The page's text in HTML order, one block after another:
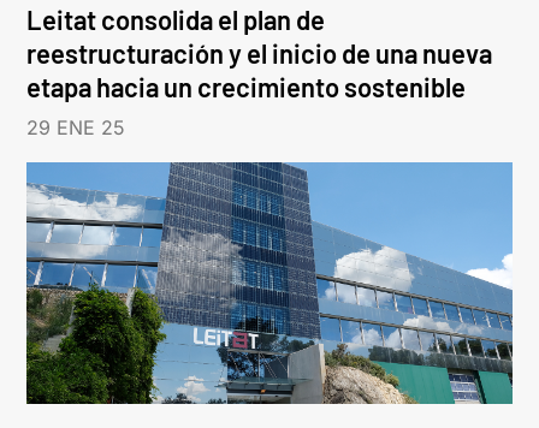
Leitat consolida el plan de
reestructuración y el inicio de una nueva
etapa hacia un crecimiento sostenible
29 ENE 25